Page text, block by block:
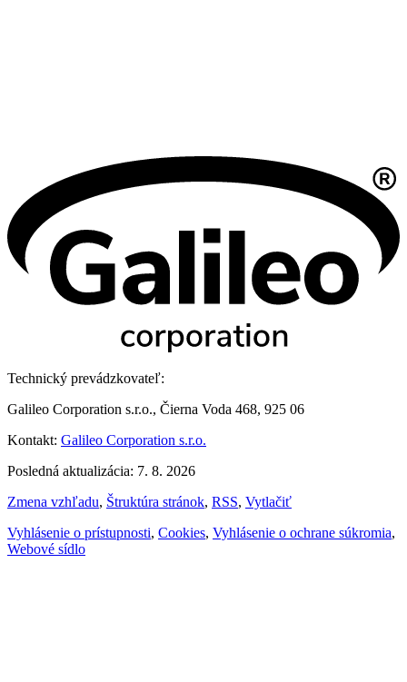
Technický prevádzkovateľ:
Galileo Corporation s.r.o., Čierna Voda 468, 925 06
Kontakt: Galileo Corporation s.r.o.
Posledná aktualizácia: 7. 8. 2026
Zmena vzhľadu, Štruktúra stránok, RSS, Vytlačiť
Vyhlásenie o prístupnosti, Cookies, Vyhlásenie o ochrane súkromia,
Webové sídlo